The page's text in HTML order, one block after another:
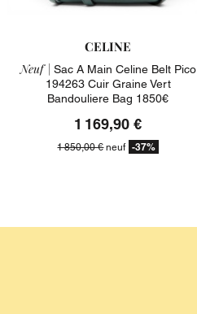
CELINE
Neuf | Sac A Main Celine Belt Pico
194263 Cuir Graine Vert
Bandouliere Bag 1850€
1 169,90 €
1 850,00 €neuf -37%